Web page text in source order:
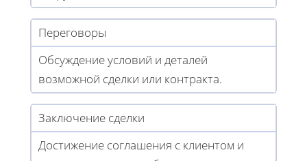
Переговоры
Обсуждение условий и деталей
возможной сделки или контракта.
Заключение сделки
Достижение соглашения с клиентом и